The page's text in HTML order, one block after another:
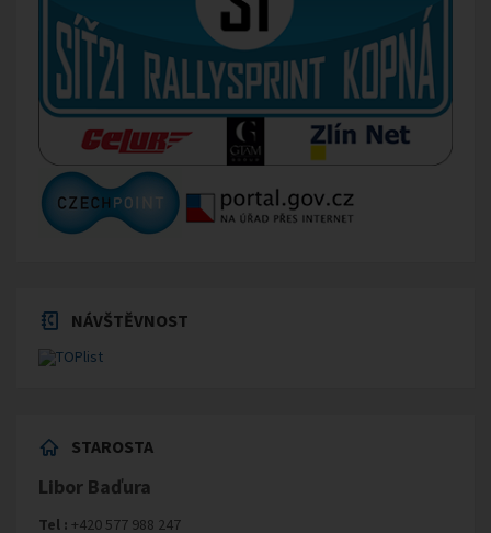
NÁVŠTĚVNOST
STAROSTA
Libor Baďura
Tel : +420 577 988 247